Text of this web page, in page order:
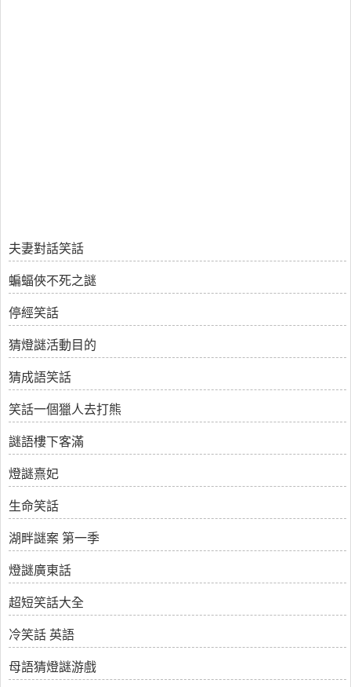
夫妻對話笑話
蝙蝠俠不死之謎
停經笑話
猜燈謎活動目的
猜成語笑話
笑話一個獵人去打熊
謎語樓下客滿
燈謎熹妃
生命笑話
湖畔謎案 第一季
燈謎廣東話
超短笑話大全
冷笑話 英語
母語猜燈謎游戲